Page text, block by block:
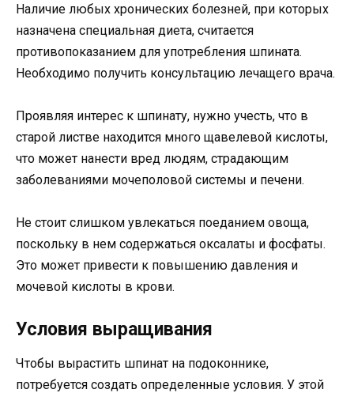
Наличие любых хронических болезней, при которых
назначена специальная диета, считается
противопоказанием для употребления шпината.
Необходимо получить консультацию лечащего врача.
Проявляя интерес к шпинату, нужно учесть, что в
старой листве находится много щавелевой кислоты,
что может нанести вред людям, страдающим
заболеваниями мочеполовой системы и печени.
Не стоит слишком увлекаться поеданием овоща,
поскольку в нем содержаться оксалаты и фосфаты.
Это может привести к повышению давления и
мочевой кислоты в крови.
Условия выращивания
Чтобы вырастить шпинат на подоконнике,
потребуется создать определенные условия. У этой